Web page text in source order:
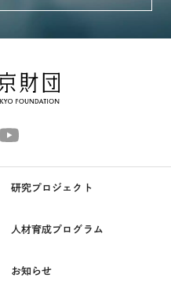
研究プロジェクト
人材育成プログラム
お知らせ